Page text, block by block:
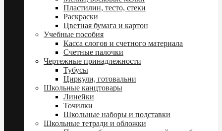
Пластилин, тесто, стеки
Раскраски
Цветная бумага и картон
Учебные пособия
Касса слогов и счетного материала
Счетные палочки
Чертежные принадлежности
Тубусы
Циркули, готовальни
Школьные канцтовары
Линейки
Точилки
Школьные наборы и подставки
Школьные тетради и обложки